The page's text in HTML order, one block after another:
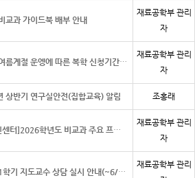
교과 가이드북 배부 안내
재료공학부 관리
자
2026학년도 여름계절 운엥에 따른 복학 신청기간 알림
재료공학부 관리
자
상반기 연구실안전(집합교육) 알림 조홍래
[공학교육혁신센터]2026학년도 비교과 주요 프로그램 안내
재료공학부 관리
자
2026학년도 1학기 지도교수 상담 실시 안내(~6/29)
재료공학부 관리